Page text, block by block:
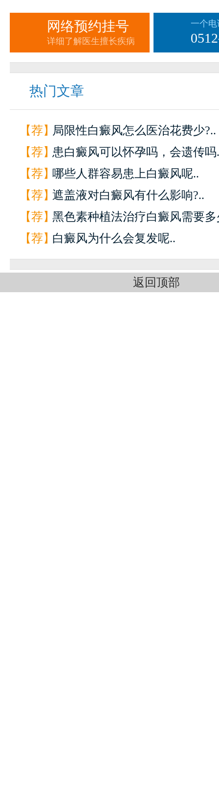
网络预约挂号
详细了解医生擅长疾病
一个
热门文章
【荐】局限性白癜风怎么医治花费少?..
【荐】患白癜风可以怀孕吗，会遗传吗
【荐】哪些人群容易患上白癜风呢..
【荐】遮盖液对白癜风有什么影响?..
【荐】黑色素种植法治疗白癜风需要多
【荐】白癜风为什么会复发呢..
返回顶部